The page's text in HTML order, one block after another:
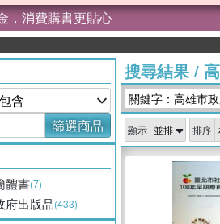
，消費購書更貼心
篩選商品
體書(7)
府出版品(433)
搜尋結果/
關鍵字：高雄市
顯示 排序